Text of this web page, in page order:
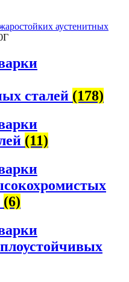
аустенитных
сталей (178)
(11)
(6)